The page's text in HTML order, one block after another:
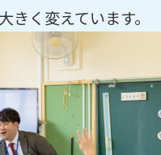
く変えています。